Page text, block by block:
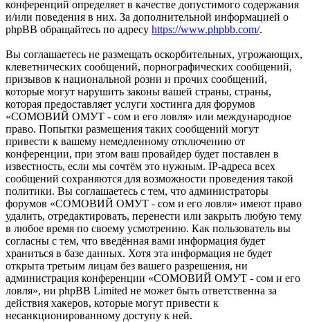
конференций определяет в качестве допустимого содержания
и/или поведения в них. За дополнительной информацией о
phpBB обращайтесь по адресу https://www.phpbb.com/.
Вы соглашаетесь не размещать оскорбительных, угрожающих,
клеветнических сообщений, порнографических сообщений,
призывов к национальной розни и прочих сообщений,
которые могут нарушить законы вашей страны, страны,
которая предоставляет услуги хостинга для форумов
«СОМОВИЙ ОМУТ - сом и его ловля» или международное
право. Попытки размещения таких сообщений могут
привести к вашему немедленному отключению от
конференции, при этом ваш провайдер будет поставлен в
известность, если мы сочтём это нужным. IP-адреса всех
сообщений сохраняются для возможности проведения такой
политики. Вы соглашаетесь с тем, что администраторы
форумов «СОМОВИЙ ОМУТ - сом и его ловля» имеют право
удалить, отредактировать, перенести или закрыть любую тему
в любое время по своему усмотрению. Как пользователь вы
согласны с тем, что введённая вами информация будет
храниться в базе данных. Хотя эта информация не будет
открыта третьим лицам без вашего разрешения, ни
администрация конференции «СОМОВИЙ ОМУТ - сом и его
ловля», ни phpBB Limited не может быть ответственна за
действия хакеров, которые могут привести к
несанкционированному доступу к ней.